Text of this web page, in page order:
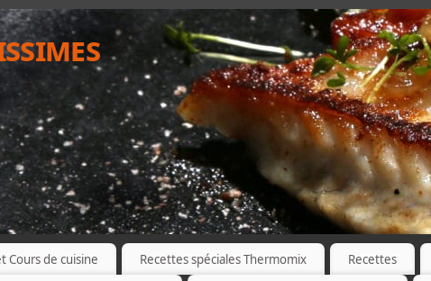
Cours de cuisine Recettes spéciales Thermomix Recettes